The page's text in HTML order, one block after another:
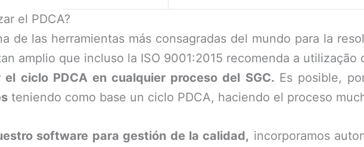
el PDCA?
de las herramientas más consagradas del mundo para la
amplio que incluso la ISO 9001:2015 recomenda a utilização
el ciclo PDCA en cualquier proceso del SGC. Es posible,
teniendo como base un ciclo PDCA, haciendo el proceso
software para gestión de la calidad, incorporamos